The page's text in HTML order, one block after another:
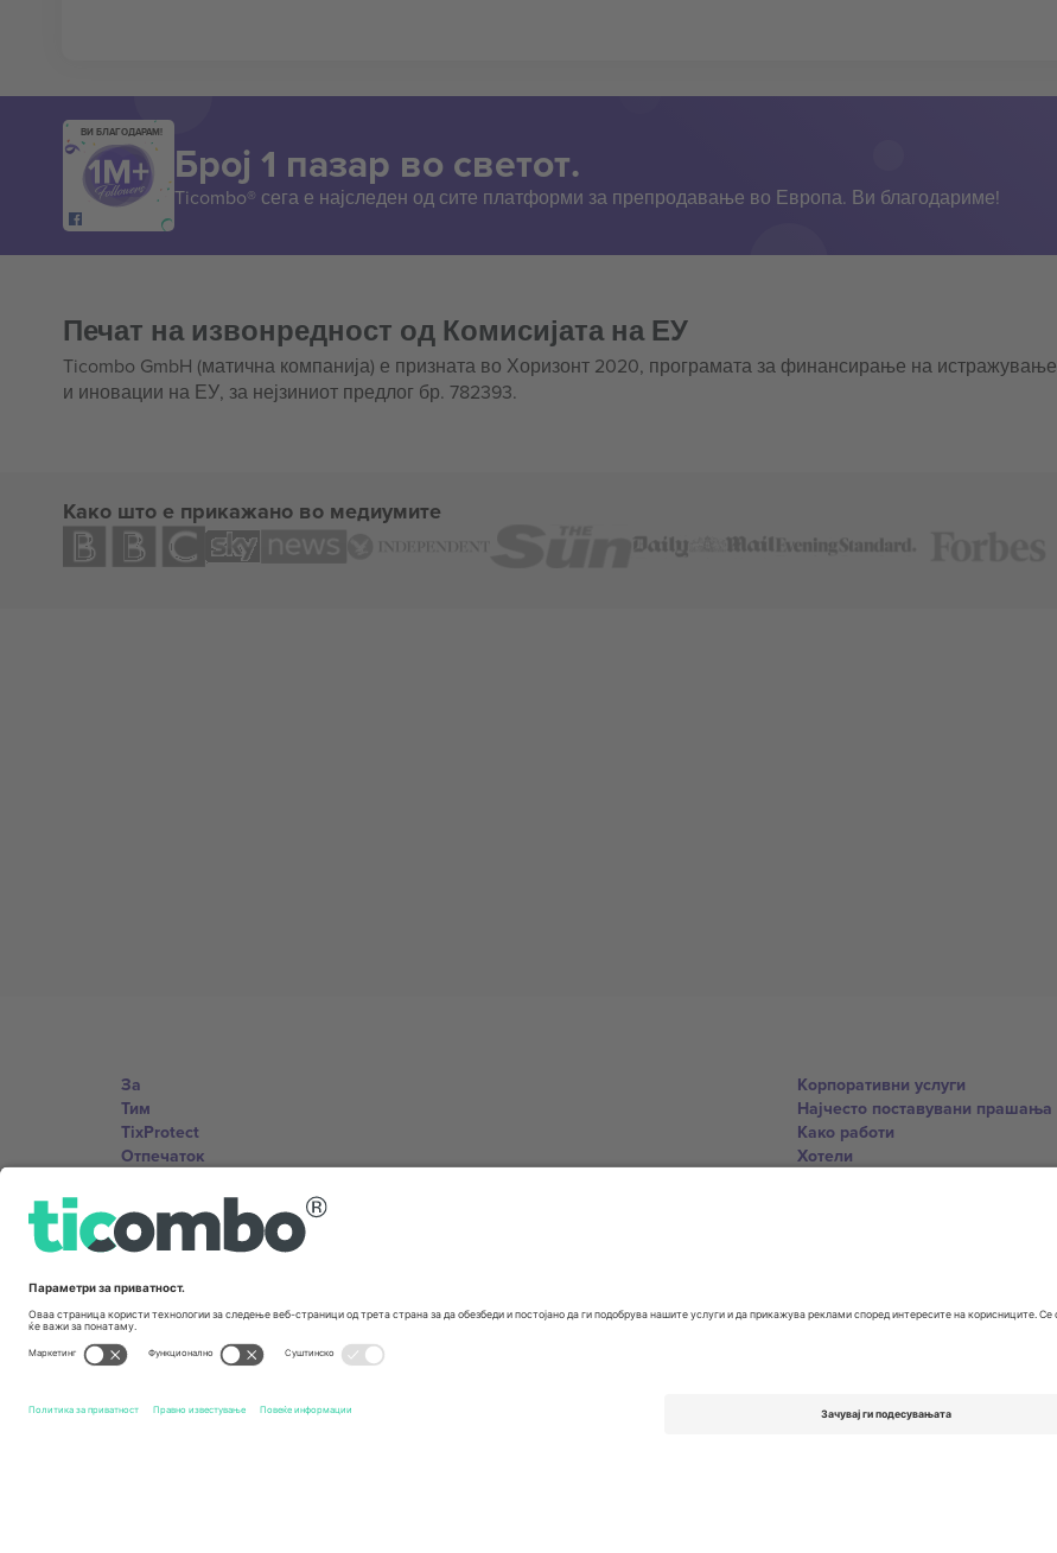
ВИ БЛАГОДАРАМ!
Број 1 пазар во светот.
Ticombo® сега е најследен од сите платформи за препродавање во Европа. Ви благодариме!
Печат на извонредност од Комисијата на ЕУ
Ticombo GmbH (матична компанија) е призната во Хоризонт 2020, програмата за финансирање на истражување
и иновации на ЕУ, за нејзиниот предлог бр. 782393.
Како што е прикажано во медиумите
За
Тим
TixProtect
Отпечаток
Придружна програма
Корпоративни услуги
Најчесто поставувани прашања
Како работи
Хотели